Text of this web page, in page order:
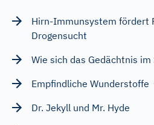
Hirn-Immunsystem fördert
Drogensucht
Wie sich das Gedächtnis
Empfindliche Wunderstoffe
Dr. Jekyll und Mr. Hyde